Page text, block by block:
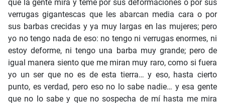
que la gente mira y teme por sus deformaciones o por sus
verrugas gigantescas que les abarcan media cara o por
sus barbas crecidas y ya muy largas en las mujeres; pero
yo no tengo nada de eso: no tengo ni verrugas enormes, ni
estoy deforme, ni tengo una barba muy grande; pero de
igual manera siento que me miran muy raro, como si fuera
yo un ser que no es de esta tierra… y eso, hasta cierto
punto, es verdad, pero eso no lo sabe nadie… y esa gente
que no lo sabe y que no sospecha de mí hasta me mira